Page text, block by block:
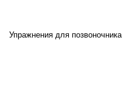
Упражнения для позвоночника